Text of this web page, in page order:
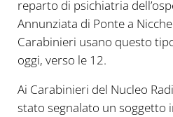
reparto di psichiatria
Annunziata di Ponte a
Carabinieri usano questo
oggi, verso le 12.
Ai Carabinieri del Nucleo
stato segnalato un soggetto